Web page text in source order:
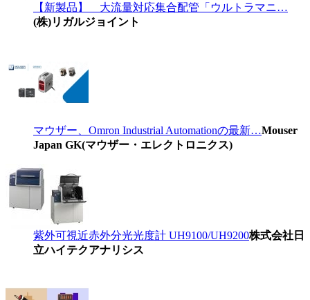
【新製品】 大流量対応集合配管「ウルトラマニ…
(株)リガルジョイント
マウザー、Omron Industrial Automationの最新…Mouser
Japan GK(マウザー・エレクトロニクス)
紫外可視近赤外分光光度計 UH9100/UH9200株式会社日
立ハイテクアナリシス